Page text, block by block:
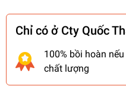
Chỉ có ở Cty Quốc
100% bồi hoàn
chất lượng